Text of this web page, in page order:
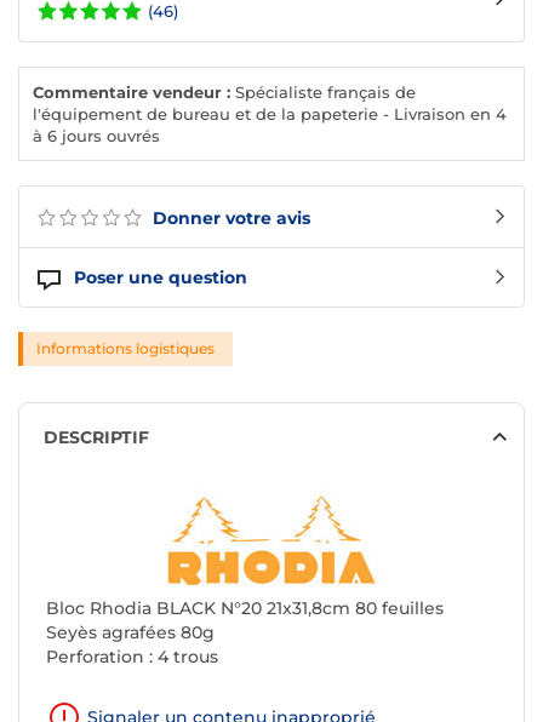
Donner votre avis
Poser une question
(46)
Commentaire vendeur : Spécialiste français de
l'équipement de bureau et de la papeterie - Livraison en 4
à 6 jours ouvrés
Informations logistiques
DESCRIPTIF
Bloc Rhodia BLACK N°20 21x31,8cm 80 feuilles
Seyès agrafées 80g
Perforation : 4 trous
Signaler un contenu inapproprié